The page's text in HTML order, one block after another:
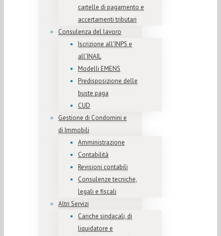
cartelle di pagamento e
accertamenti tributari
Consulenza del lavoro
Iscrizione all’INPS e
all’INAIL
Modelli EMENS
Predisposizione delle
buste paga
CUD
Gestione di Condomini e
di Immobili
Amministrazione
Contabilità
Revisioni contabili
Consulenze tecniche,
legali e fiscali
Altri Servizi
Cariche sindacali, di
liquidatore e